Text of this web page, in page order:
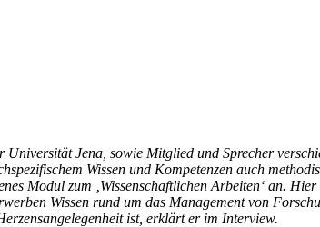
Jena, sowie Mitglied und Sprecher
Wissen und Kompetenzen auch
Modul zum ‚Wissenschaftlichen Arbeiten‘ an.
Wissen rund um das Management von
ist, erklärt er im Interview.